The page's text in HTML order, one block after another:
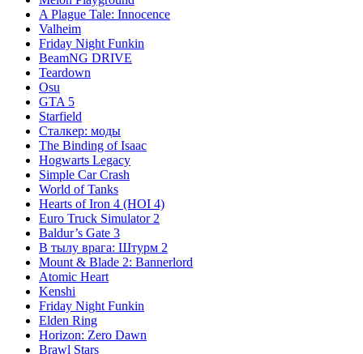
A Plague Tale: Innocence
Valheim
Friday Night Funkin
BeamNG DRIVE
Teardown
Osu
GTA 5
Starfield
Сталкер: моды
The Binding of Isaac
Hogwarts Legacy
Simple Car Crash
World of Tanks
Hearts of Iron 4 (HOI 4)
Euro Truck Simulator 2
Baldur’s Gate 3
В тылу врага: Штурм 2
Mount & Blade 2: Bannerlord
Atomic Heart
Kenshi
Friday Night Funkin
Elden Ring
Horizon: Zero Dawn
Brawl Stars